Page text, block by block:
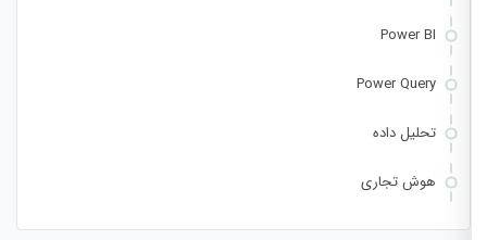
Power BI
Power Query
تحلیل داده
هوش تجاری